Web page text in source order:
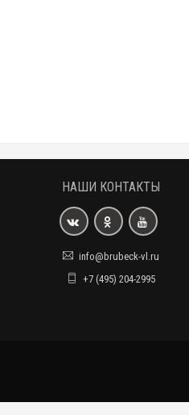
НАШИ КОНТАКТЫ
info@brubeck-vl.ru
+7 (495) 204-2995